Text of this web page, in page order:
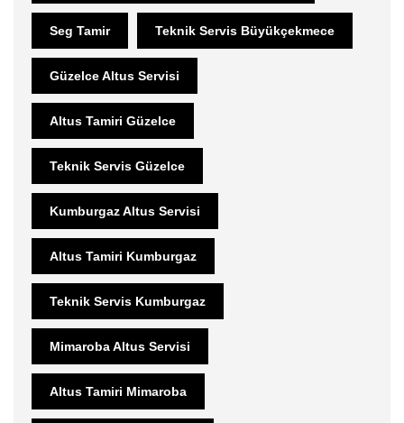
Seg Tamir Teknik Servis Büyükçekmece
Güzelce Altus Servisi
Altus Tamiri Güzelce
Teknik Servis Güzelce
Kumburgaz Altus Servisi
Altus Tamiri Kumburgaz
Teknik Servis Kumburgaz
Mimaroba Altus Servisi
Altus Tamiri Mimaroba